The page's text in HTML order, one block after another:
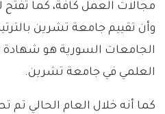
مجالات العمل كافة، كما
وأن تقييم جامعة تشرين
الجامعات السورية هو شهادة
العلمي في جامعة تشرين.
كما أنه خلال العام الحالي